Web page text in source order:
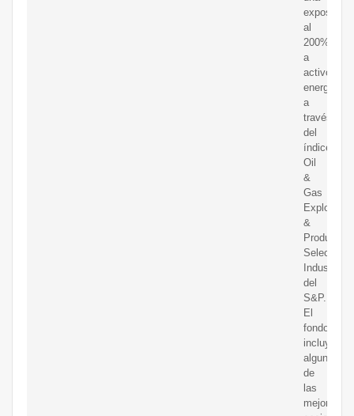
exposición
al
200%
a
activos
a
través
del
índice
Oil
&
Gas
Exploration
&
Production
Select
Industry
del
S&P.
El
fondo
incluye
algunas
de
las
mejores